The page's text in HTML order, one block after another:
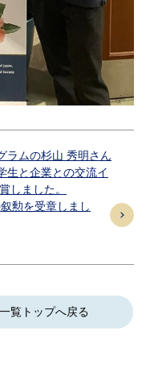
ラムの杉山 秀明さん
生と企業との交流イ
しました。
勲を受章しまし
覧トップへ戻る